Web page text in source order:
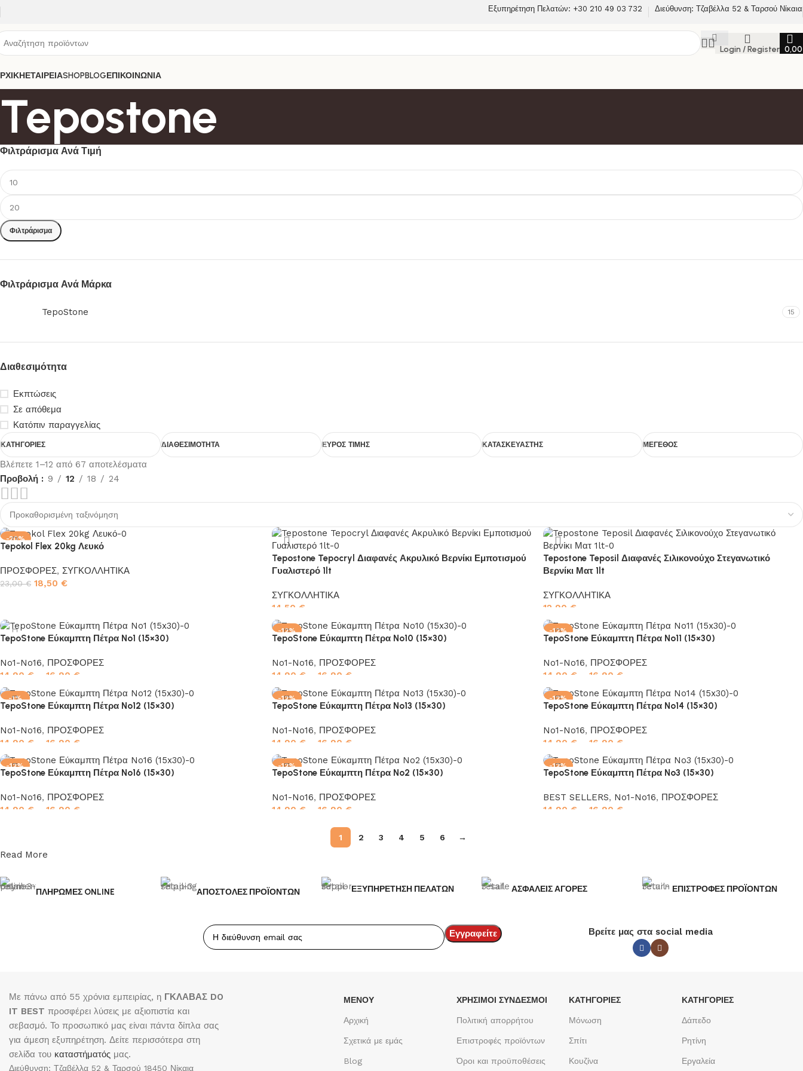
Εξυπηρέτηση Πελατών: +30 210 49 03 732 Διεύθυνση: Τζαβέλλα 52 & Ταρσού Νίκαια
Login / Register
ΕΤΑΙΡΕΙΑSHOPBLOGΕΠΙΚΟΙΝΩΝΙΑ
Tepostone
Φιλτράρισμα Ανά Τιμή
Φιλτράρισμα
Φιλτράρισμα Ανά Μάρκα
TepoStone 15
Διαθεσιμότητα
Εκπτώσεις
Σε απόθεμα
Κατόπιν παραγγελίας
ΚΑΤΗΓΟΡΙΕΣ ΔΙΑΘΕΣΙΜΟΤΗΤΑ ΕΥΡΟΣ ΤΙΜΗΣ ΚΑΤΑΣΚΕΥΑΣΤΗΣ ΜΕΓΕΘΟΣ
Βλέπετε 1–12 από 67 αποτελέσματα
Προβολή
9 12 18 24
-20%
Tepokol Flex 20kg Λευκό
ΠΡΟΣΦΟΡΕΣ, ΣΥΓΚΟΛΛΗΤΙΚΑ
23,00€ 18,50 €
Tepostone Tepocryl Διαφανές Ακρυλικό Βερνίκι Εμποτισμού
Γυαλιστερό 1lt
ΣΥΓΚΟΛΛΗΤΙΚΑ
14,50 €
Προσθήκη στο καλάθι
Tepostone Teposil Διαφανές Σιλικονούχο Στεγανωτικό
Βερνίκι Ματ 1lt
ΣΥΓΚΟΛΛΗΤΙΚΑ
12,90€
Προσθήκη στο καλάθι
TepoStone Εύκαμπτη Πέτρα No1 (15×30)
No1-No16, ΠΡΟΣΦΟΡΕΣ
14,90 € 16,90 €
Επιλογή
-12%
TepoStone Εύκαμπτη Πέτρα No10 (15×30)
No1-No16, ΠΡΟΣΦΟΡΕΣ
14,90 € 16,90 €
Επιλογή
-12%
TepoStone Εύκαμπτη Πέτρα No11 (15×30)
No1-No16, ΠΡΟΣΦΟΡΕΣ
14,90€ 16,90€
Επιλογή
-1%
TepoStone Εύκαμπτη Πέτρα No12 (15×30)
No1-No16, ΠΡΟΣΦΟΡΕΣ
14,90 € 16,90 €
Επιλογή
-12%
TepoStone Εύκαμπτη Πέτρα No13 (15×30)
No1-No16, ΠΡΟΣΦΟΡΕΣ
14,90 € 16,90 €
Επιλογή
-12%
TepoStone Εύκαμπτη Πέτρα No14 (15×30)
No1-No16, ΠΡΟΣΦΟΡΕΣ
14,90€ 16,90€
Επιλογή
-12%
TepoStone Εύκαμπτη Πέτρα No16 (15×30)
No1-No16, ΠΡΟΣΦΟΡΕΣ
14,90 € 16,90 €
-12%
TepoStone Εύκαμπτη Πέτρα No2 (15×30)
No1-No16, ΠΡΟΣΦΟΡΕΣ
14,90 € 16,90 €
-12%
TepoStone Εύκαμπτη Πέτρα No3 (15×30)
BEST SELLERS, No1-No16, ΠΡΟΣΦΟΡΕΣ
14,90€ 16,90€
1 2 3 4 5 6 →
Read More
ΠΛΗΡΩΜΕΣ ONLINE ΑΠΟΣΤΟΛΕΣ ΠΡΟΪΟΝΤΩΝ ΕΞΥΠΗΡΕΤΗΣΗ ΠΕΛΑΤΩΝ ΑΣΦΑΛΕΙΣ ΑΓΟΡΕΣ ΕΠΙΣΤΡΟΦΕΣ ΠΡΟΪΟΝΤΩΝ
Βρείτε μας στα social media
Με πάνω από 55 χρόνια εμπειρίας, η ΓΚΛΑΒΑΣ DO
IT BEST προσφέρει λύσεις με αξιοπιστία και
σεβασμό. Το προσωπικό μας είναι πάντα δίπλα σας
για άμεση εξυπηρέτηση. Δείτε περισσότερα στη
σελίδα του καταστήματός μας.
Διεύθυνση: Τζαβέλλα 52 & Ταρσού 18450 Νίκαια
ΜΕΝΟΥ
Αρχική
Σχετικά με εμάς
Blog
ΧΡΉΣΙΜΟΙ ΣΎΝΔΕΣΜΟΙ
Πολιτική απορρήτου
Επιστροφές προϊόντων
Όροι και προϋποθέσεις
ΚΑΤΗΓΟΡΙΕΣ
Μόνωση
Σπίτι
Κουζίνα
ΚΑΤΗΓΟΡΙΕΣ
Δάπεδο
Ρητίνη
Εργαλεία